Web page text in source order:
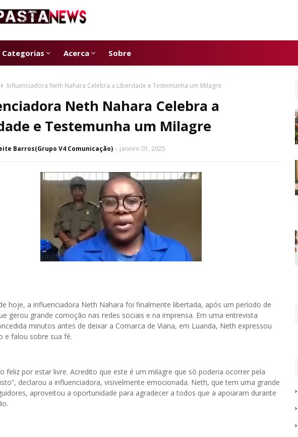
Categorias Acerca Sobre
Influenciadora Neth Nahara Celebra a Liberdade e Testemunha um Milagre
Neth Nahara Celebra a
e Testemunha um Milagre
Barros(Grupo V4 Comunicação) janeiro 01, 2025
hoje, a influenciadora Neth Nahara foi finalmente libertada, após um período de
gerou grande comoção nas redes sociais e na imprensa. Em uma entrevista
minutos antes de deixar a Comarca de Viana, em Luanda, Neth expressou
e falou sobre sua fé.
feliz por estar livre. Acredito que este é um milagre que só poderia ocorrer pela
declarou a influenciadora, visivelmente emocionada. Neth, que tem uma grande
aproveitou a oportunidade para agradecer a todos que a apoiaram durante